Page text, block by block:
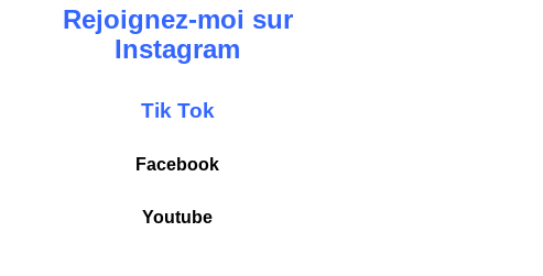
Rejoignez-moi sur
Instagram
Tik Tok
Facebook
Youtube